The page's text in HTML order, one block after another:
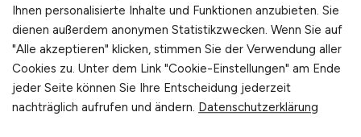
von Jobsuchenden stehen im Mittelpunkt. Ob
es um die erste Anstellung, eine Rückkehr nach
einer Pause oder die bewusste berufliche
Weiterentwicklung geht – alle Wege sind hier
richtig. LOGISTIKPLATZ behandelt keine
Zielgruppe als Sonderfall, sondern als
Ihnen personalisierte Inhalte und Funktionen anzubieten. Sie
dienen außerdem anonymen Statistikzwecken. Wenn Sie auf
"Alle akzeptieren" klicken, stimmen Sie der Verwendung aller
Cookies zu. Unter dem Link "Cookie-Einstellungen" am Ende
jeder Seite können Sie Ihre Entscheidung jederzeit
nachträglich aufrufen und ändern. Datenschutzerklärung